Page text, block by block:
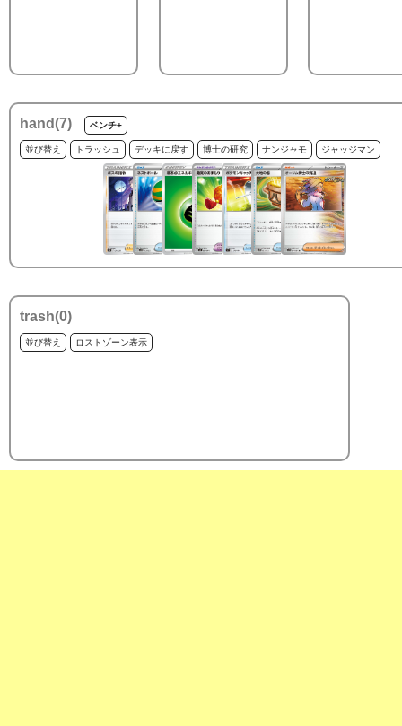
hand(7) ベンチ+
並び替え トラッシュ デッキに戻す 博士の研究 ナンジャモ ジャッジマン
trash(0)
並び替え ロストゾーン表示